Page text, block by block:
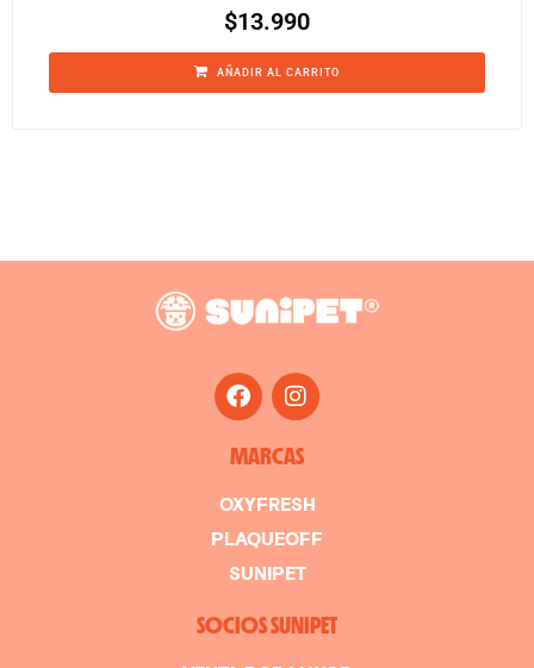
$13.990
AÑADIR AL CARRITO
MARCAS
OXYFRESH
PLAQUEOFF
SUNIPET
SOCIOS SUNIPET